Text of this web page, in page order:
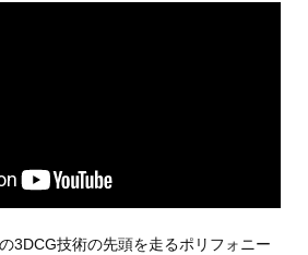
3DCG技術の先頭を走るポリフォニー